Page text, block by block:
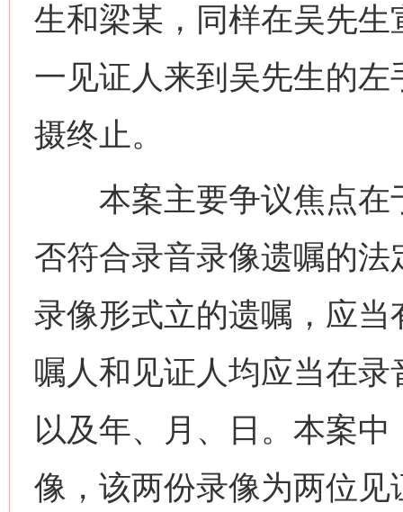
生和梁某，同样在吴先
一见证人来到吴先生的
摄终止。
本案主要争议焦点在
否符合录音录像遗嘱的
录像形式立的遗嘱，应
嘱人和见证人均应当在
以及年、月、日。本案
像，该两份录像为两位